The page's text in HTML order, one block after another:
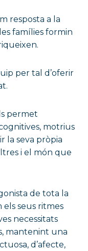
resposta a la
famílies formin
per tal d’oferir
permet
motrius
la seva pròpia
i el món que
de tota la
els seus ritmes
necessitats
mantenint una
d’afecte,